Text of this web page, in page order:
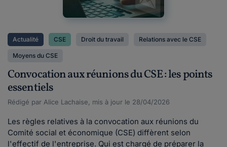
Actualité CSE Droit du travail Relations avec le CSE
Moyens du CSE
Convocation aux réunions du CSE : les points
essentiels
Rédigé par Alice Lachaise, mis à jour le 28/04/2026
Les règles relatives à la convocation aux réunions du
Comité social et économique (CSE) diffèrent selon
l'effectif de l'entreprise. Qui est chargé de préparer la